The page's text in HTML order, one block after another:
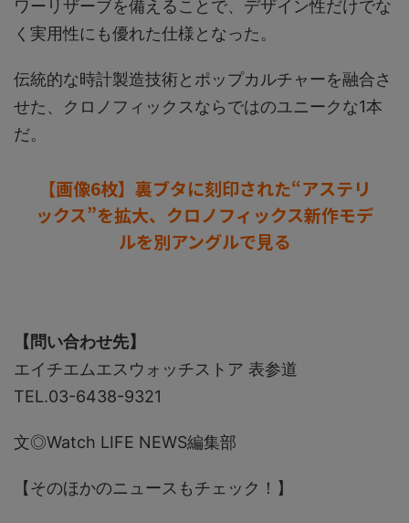
ワーリザーブを備えることで、デザイン性だけでな
く実用性にも優れた仕様となった。
伝統的な時計製造技術とポップカルチャーを融合さ
せた、クロノフィックスならではのユニークな1本
だ。
【画像6枚】裏ブタに刻印された“アステリ
ックス”を拡大、クロノフィックス新作モデ
ルを別アングルで見る
【問い合わせ先】
エイチエムエスウォッチストア 表参道
TEL.03-6438-9321
文◎Watch LIFE NEWS編集部
【そのほかのニュースもチェック！】